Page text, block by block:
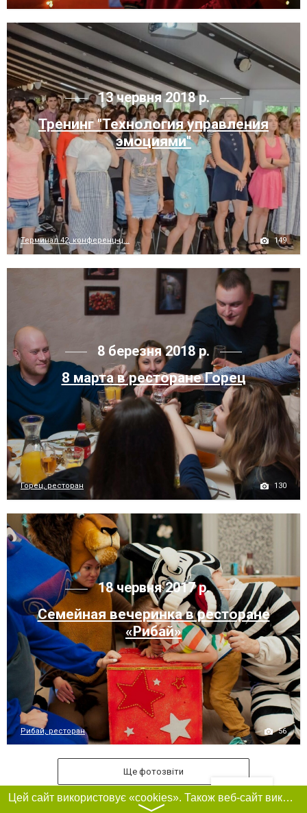
13 червня 2018 р.
Тренинг "Технология управления
эмоциями"
Терминал 42, конференц-ц... 149
8 березня 2018 р.
8 марта в ресторане Горец
Горец, ресторан 130
18 червня 2017 р.
Семейная вечеринка в ресторане
«Рибай»
Рибай, ресторан 56
Ще фотозвіти
Фільтри
Цей сайт використовує «cookies». Також веб-сайт використовує інтернет-сервіс для збору технічних даних стосовно відвідувачів з метою отримання маркетингової та статистичної інформації. Умови обробки даних відвідувачів сайту див.
〉